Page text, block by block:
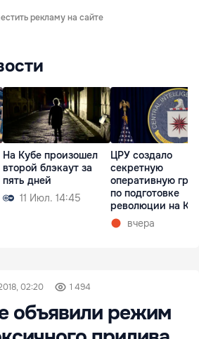
рекламу на сайте
На Кубе произошел
второй блэкаут за
пять дней
11 Июл. 14:45
ЦРУ создало
секретную
оперативную
по подготовке
революции на
вчера
02:20 1 494
объявили режим